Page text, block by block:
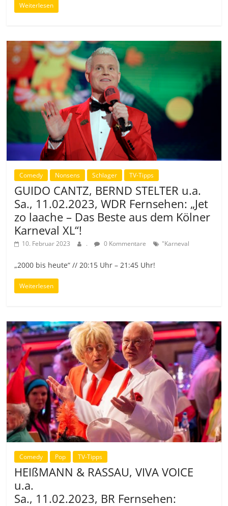
Weiterlesen
Comedy Nonsens Schlager TV-Tipps
GUIDO CANTZ, BERND STELTER u.a.
Sa., 11.02.2023, WDR Fernsehen: „Jet
zo laache – Das Beste aus dem Kölner
Karneval XL“!
10. Februar 2023 . 0 Kommentare "Karneval
„2000 bis heute“ // 20:15 Uhr – 21:45 Uhr!
Weiterlesen
Comedy Pop TV-Tipps
HEIßMANN & RASSAU, VIVA VOICE
u.a.
Sa., 11.02.2023, BR Fernsehen: